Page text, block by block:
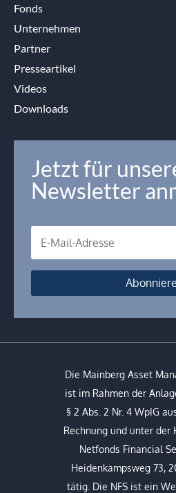
Fonds
Unternehmen
Partner
Presseartikel
Videos
Downloads
Jetzt für
Newsletter
Die Mainberg Asset
ist im Rahmen der
§ 2 Abs. 2 Nr. 4 WpIG
Rechnung und unter der
Netfonds Financial
Heidenkampsweg 73,
tätig. Die NFS ist ein